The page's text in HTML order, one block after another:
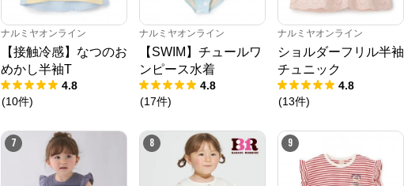
ナルミヤオンライン
【接触冷感】なつのお
めかし半袖T
4.8
(10件)
ナルミヤオンライン
【SWIM】チュールワ
ンピース水着
4.8
(17件)
ナルミヤオンライン
ショルダーフリル半袖
チュニック
4.8
(13件)
7 8 9